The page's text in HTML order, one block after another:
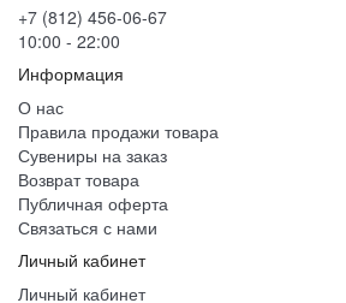
+7 (812) 456-06-67
10:00 - 22:00
Информация
О нас
Правила продажи товара
Сувениры на заказ
Возврат товара
Публичная оферта
Связаться с нами
Личный кабинет
Личный кабинет